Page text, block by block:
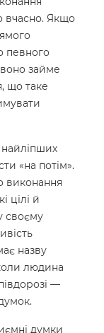
вчасно. Якщо
певного
займе
що таке
«на потім».
виконання
цілі й
своєму
назву
людина
—
думки